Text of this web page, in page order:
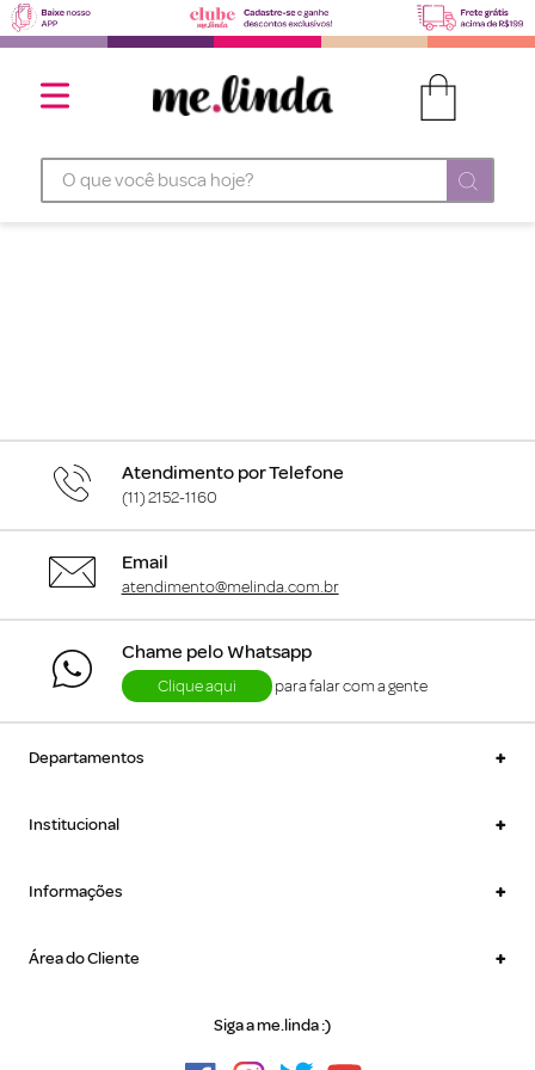
O que você busca hoje?
Atendimento por Telefone
(11) 2152-1160
Email
atendimento@melinda.com.br
Chame pelo Whatsapp
Clique aqui para falar com a gente
Departamentos +
Institucional +
Informações +
Área do Cliente +
Siga a me.linda :)